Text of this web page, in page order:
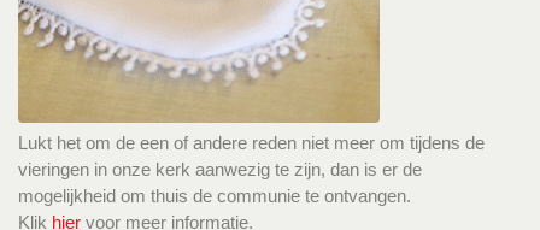
Lukt het om de een of andere reden niet meer om tijdens de
vieringen in onze kerk aanwezig te zijn, dan is er de
mogelijkheid om thuis de communie te ontvangen.
Klik hier voor meer informatie.